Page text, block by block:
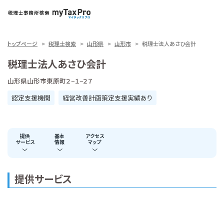
トップページ 税理士検索 山形県 山形市 税理士法人あさひ会計
税理士法人あさひ会計
山形県山形市東原町２−１−２７
認定支援機関
経営改善計画策定支援実績あり
提供
サービス
基本
情報
アクセス
マップ
提供サービス